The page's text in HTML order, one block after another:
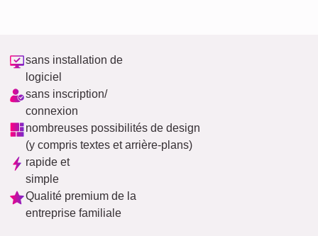
sans installation de
logiciel
sans inscription/
connexion
nombreuses possibilités de design
(y compris textes et arrière-plans)
rapide et
simple
Qualité premium de la
entreprise familiale